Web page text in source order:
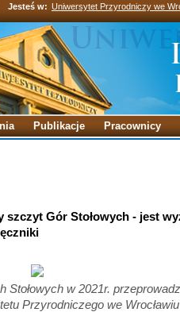
Jesteś w: Uniwersytet Przyrodniczy we
Publikacje Pracownicy
szczyt Gór Stołowych - jest
Stołowych w 2021r.
Przyrodniczego we